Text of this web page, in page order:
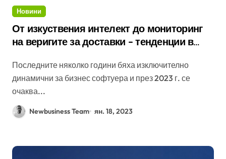
Новини
От изкуствения интелект до мониторинг
на веригите за доставки – тенденции в
година
Последните няколко години бяха изключително
динамични за бизнес софтуера и през 2023 г. се
очаква...
Newbusiness Team ян. 18, 2023